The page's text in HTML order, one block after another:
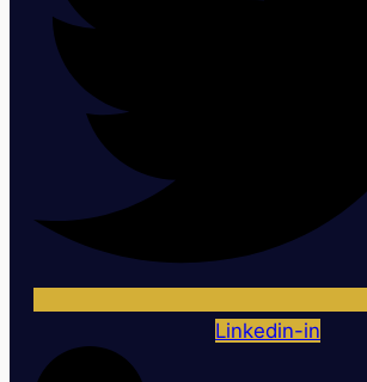
Linkedin-in